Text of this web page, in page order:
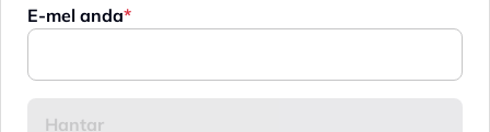
E-mel anda